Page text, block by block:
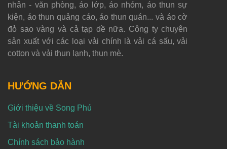
nhân - văn phòng, áo lớp, áo nhóm, áo thun sự
kiện, áo thun quảng cáo, áo thun quán... và áo cờ
đỏ sao vàng và cả tạp dề nữa. Công ty chuyên
sản xuất với các loại vải chính là vải cá sấu, vải
cotton và vải thun lạnh, thun mè.
HƯỚNG DẪN
Giới thiệu về Song Phú
Tài khoản thanh toán
Chính sách bảo hành